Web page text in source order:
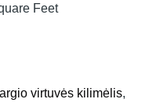
Feet
virtuvės kilimėlis,